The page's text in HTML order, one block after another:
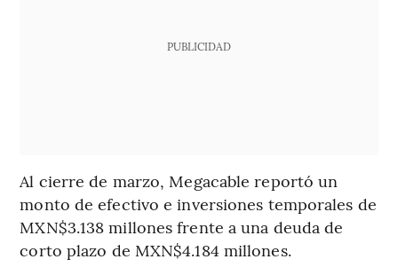
PUBLICIDAD
Al cierre de marzo, Megacable reportó un
monto de efectivo e inversiones temporales de
MXN$3.138 millones frente a una deuda de
corto plazo de MXN$4.184 millones.